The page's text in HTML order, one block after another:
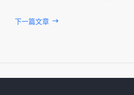
下一篇文章